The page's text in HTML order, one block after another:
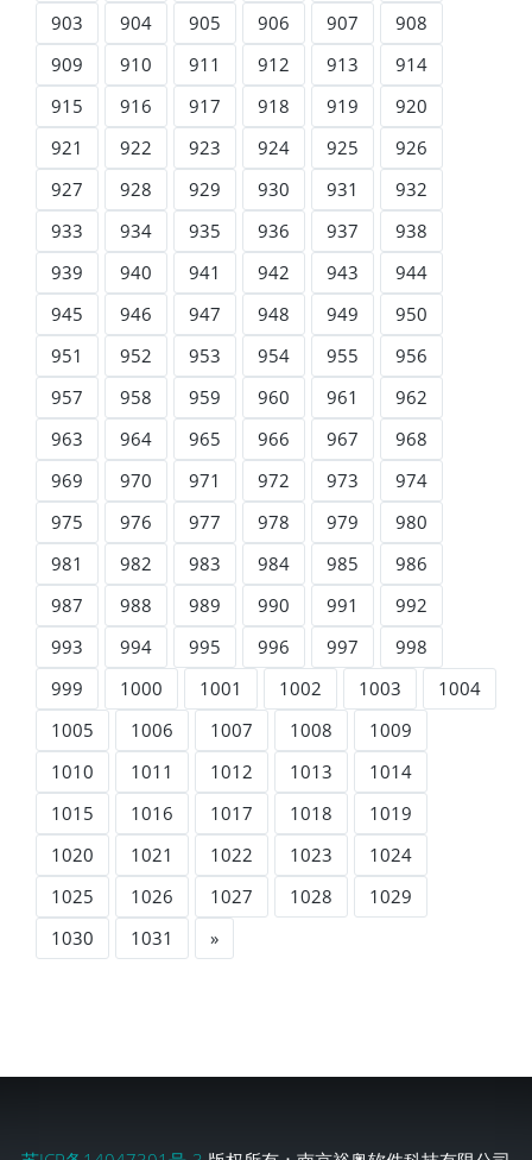
903
904 905 906 907
908
909
910 911 912 913
914
915
916 917 918 919
920
921
922 923 924 925
926
927
928 929 930 931
932
933
934 935 936 937
938
939
940 941 942 943
944
945
946 947 948 949
950
951
952 953 954 955
956
957
958 959 960 961
962
963
964 965 966 967
968
969
970 971 972 973
974
975
976 977 978 979
980
981
982 983 984 985
986
987
988 989 990 991
992
993
994 995 996 997
998
999
1000 1001 1002 1003
1004
1005
1006 1007 1008
1009
1010
1011 1012 1013
1014
1015
1016 1017 1018
1019
1020
1021 1022 1023
1024
1025
1026 1027 1028
1029
1030
1031 »